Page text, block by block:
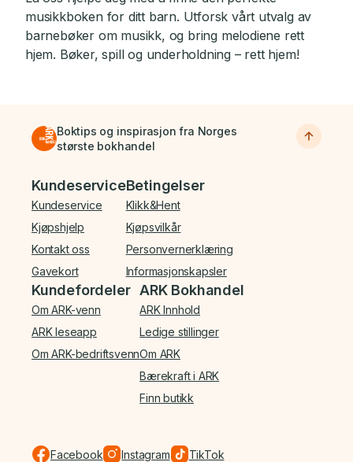
musikkboken for ditt barn. Utforsk vårt utvalg av
barnebøker om musikk, og bring melodiene rett
hjem. Bøker, spill og underholdning – rett hjem!
Boktips og inspirasjon fra Norges
største bokhandel
Bunnmeny
Kundeservice
Kundeservice
Kjøpshjelp
Kontakt oss
Gavekort
Betingelser
Klikk&Hent
Kjøpsvilkår
Personvernerklæring
Informasjonskapsler
Kundefordeler
Om ARK-venn
ARK leseapp
Om ARK-bedriftsvenn
ARK Bokhandel
ARK Innhold
Ledige stillinger
Om ARK
Bærekraft i ARK
Finn butikk
Facebook Instagram TikTok